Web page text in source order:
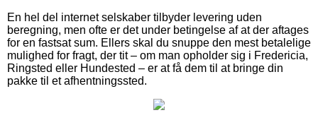
En hel del internet selskaber tilbyder levering uden
beregning, men ofte er det under betingelse af at der aftages
for en fastsat sum. Ellers skal du snuppe den mest betalelige
mulighed for fragt, der tit – om man opholder sig i Fredericia,
Ringsted eller Hundested – er at få dem til at bringe din
pakke til et afhentningssted.